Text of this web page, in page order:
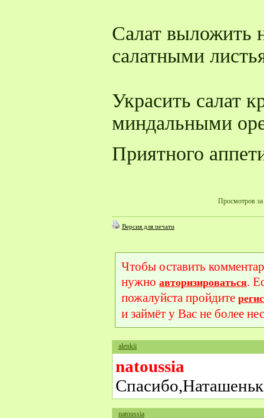
Салат выложить
салатными
Украсить салат
миндальными
Приятного
Просмотров за
Версия для печати
Чтобы оставить
нужно авторизироваться.
пожалуйста пройдите
и займёт у Вас не более
alenkii
natoussia
natoussia